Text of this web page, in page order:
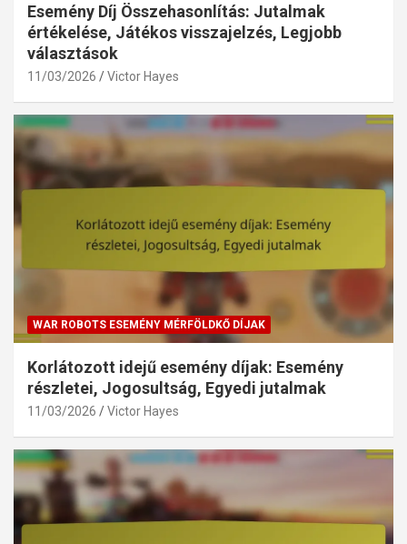
Esemény Díj Összehasonlítás: Jutalmak
értékelése, Játékos visszajelzés, Legjobb
választások
11/03/2026 Victor Hayes
WAR ROBOTS ESEMÉNY MÉRFÖLDKŐ DÍJAK
Korlátozott idejű esemény díjak: Esemény
részletei, Jogosultság, Egyedi jutalmak
11/03/2026 Victor Hayes